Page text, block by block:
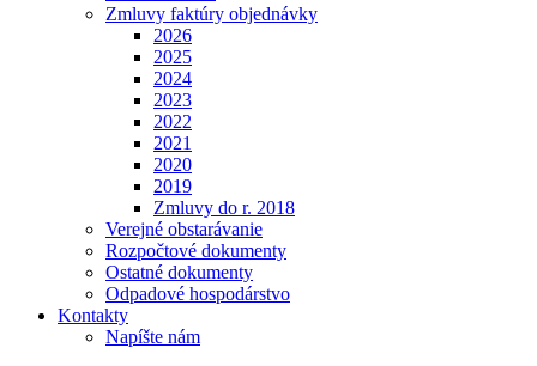
Zmluvy faktúry objednávky
2026
2025
2024
2023
2022
2021
2020
2019
Zmluvy do r. 2018
Verejné obstarávanie
Rozpočtové dokumenty
Ostatné dokumenty
Odpadové hospodárstvo
Kontakty
Napíšte nám